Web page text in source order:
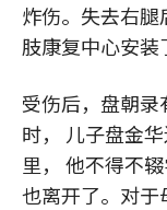
炸伤。失去右
肢康复中心安装
受伤后，盘朝
时， 儿子盘金
里， 他不得不
也离开了。对